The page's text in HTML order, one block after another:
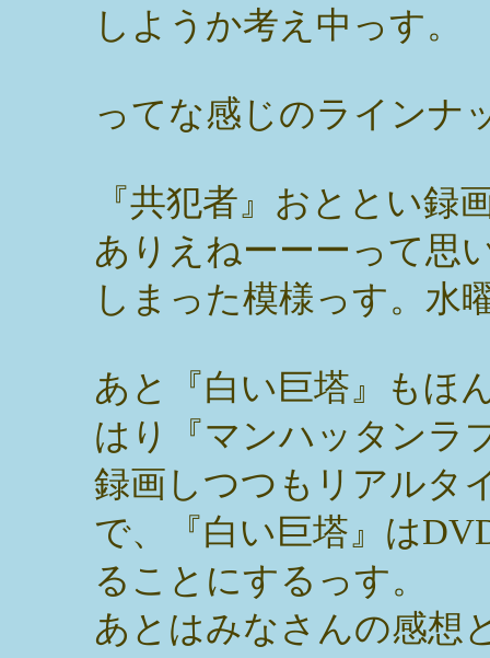
しようか考え中っす。
ってな感じのラインナ
『共犯者』おととい録
ありえねーーーって思
しまった模様っす。水
あと『白い巨塔』もほ
はり『マンハッタンラ
録画しつつもリアルタ
で、『白い巨塔』は
ることにするっす。
あとはみなさんの感想